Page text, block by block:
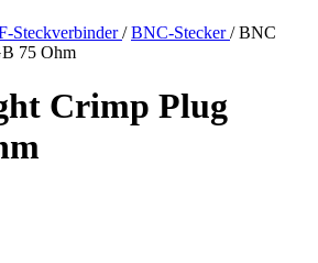
Steckverbinder/ BNC-Stecker/ BNC
75 Ohm
Crimp Plug